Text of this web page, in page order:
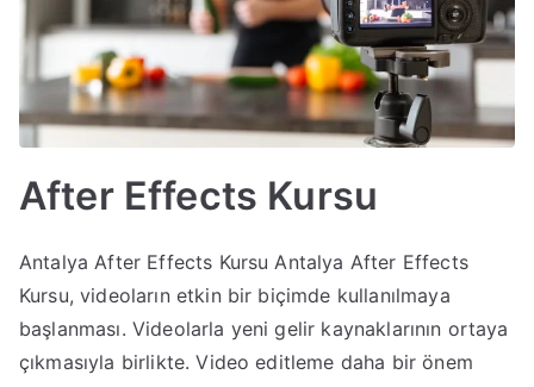
After Effects Kursu
Antalya After Effects Kursu Antalya After Effects
Kursu, videoların etkin bir biçimde kullanılmaya
başlanması. Videolarla yeni gelir kaynaklarının ortaya
çıkmasıyla birlikte. Video editleme daha bir önem